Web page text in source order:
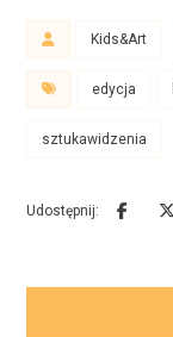
Kids&Art
edycja
sztukawidzenia